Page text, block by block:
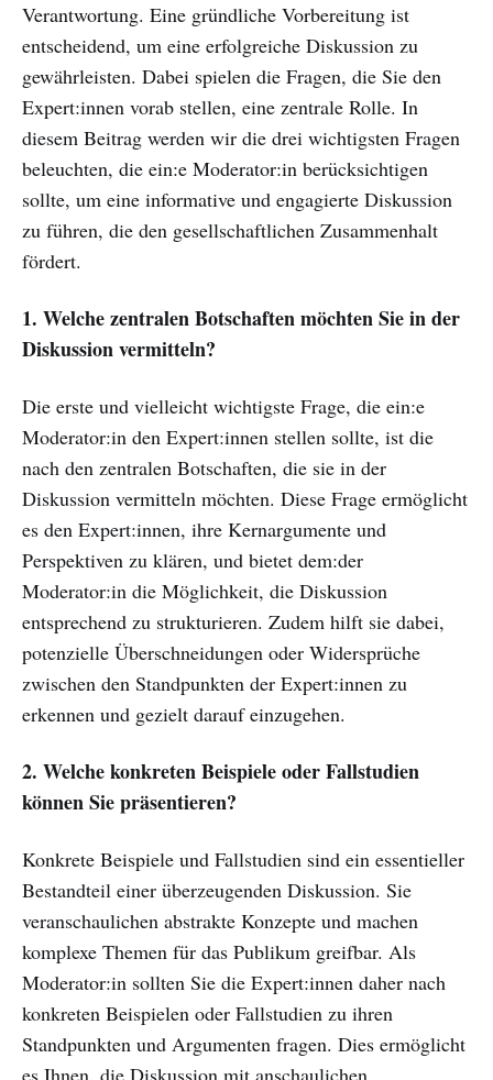
Verantwortung. Eine gründliche Vorbereitung ist
entscheidend, um eine erfolgreiche Diskussion zu
gewährleisten. Dabei spielen die Fragen, die Sie den
Expert:innen vorab stellen, eine zentrale Rolle. In
diesem Beitrag werden wir die drei wichtigsten Fragen
beleuchten, die ein:e Moderator:in berücksichtigen
sollte, um eine informative und engagierte Diskussion
zu führen, die den gesellschaftlichen Zusammenhalt
fördert.
1. Welche zentralen Botschaften möchten Sie in der
Diskussion vermitteln?
Die erste und vielleicht wichtigste Frage, die ein:e
Moderator:in den Expert:innen stellen sollte, ist die
nach den zentralen Botschaften, die sie in der
Diskussion vermitteln möchten. Diese Frage ermöglicht
es den Expert:innen, ihre Kernargumente und
Perspektiven zu klären, und bietet dem:der
Moderator:in die Möglichkeit, die Diskussion
entsprechend zu strukturieren. Zudem hilft sie dabei,
potenzielle Überschneidungen oder Widersprüche
zwischen den Standpunkten der Expert:innen zu
erkennen und gezielt darauf einzugehen.
2. Welche konkreten Beispiele oder Fallstudien
können Sie präsentieren?
Konkrete Beispiele und Fallstudien sind ein essentieller
Bestandteil einer überzeugenden Diskussion. Sie
veranschaulichen abstrakte Konzepte und machen
komplexe Themen für das Publikum greifbar. Als
Moderator:in sollten Sie die Expert:innen daher nach
konkreten Beispielen oder Fallstudien zu ihren
Standpunkten und Argumenten fragen. Dies ermöglicht
es Ihnen, die Diskussion mit anschaulichen